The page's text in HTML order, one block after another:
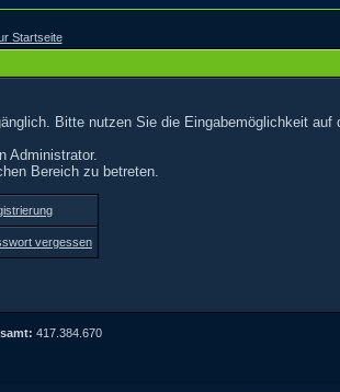
Bitte nutzen Sie die Eingabemöglichkeit
Administrator.
Bereich zu betreten.
vergessen
417.384.670